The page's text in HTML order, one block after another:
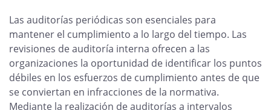
Las auditorías periódicas son esenciales para
mantener el cumplimiento a lo largo del tiempo. Las
revisiones de auditoría interna ofrecen a las
organizaciones la oportunidad de identificar los puntos
débiles en los esfuerzos de cumplimiento antes de que
se conviertan en infracciones de la normativa.
Mediante la realización de auditorías a intervalos